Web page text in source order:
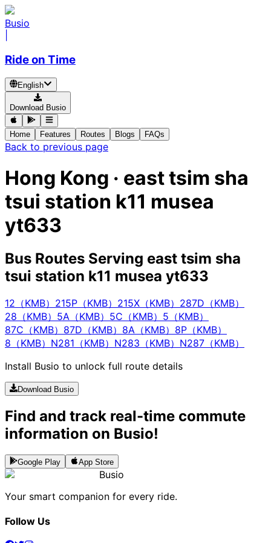
Busio
Ride on Time
English
Download Busio
Home Features Routes Blogs FAQs
Back to previous page
Hong Kong · east tsim sha
tsui station k11 musea
yt633
Bus Routes Serving east tsim sha
tsui station k11 musea yt633
12（KMB） 215P（KMB） 215X（KMB） 287D（KMB）
28（KMB） 5A（KMB） 5C（KMB） 5（KMB）
87C（KMB） 87D（KMB） 8A（KMB） 8P（KMB）
8（KMB） N281（KMB） N283（KMB） N287（KMB）
Install Busio to unlock full route details
Download Busio
Find and track real-time commute
information on Busio!
Google Play App Store
Busio
Your smart companion for every ride.
Follow Us